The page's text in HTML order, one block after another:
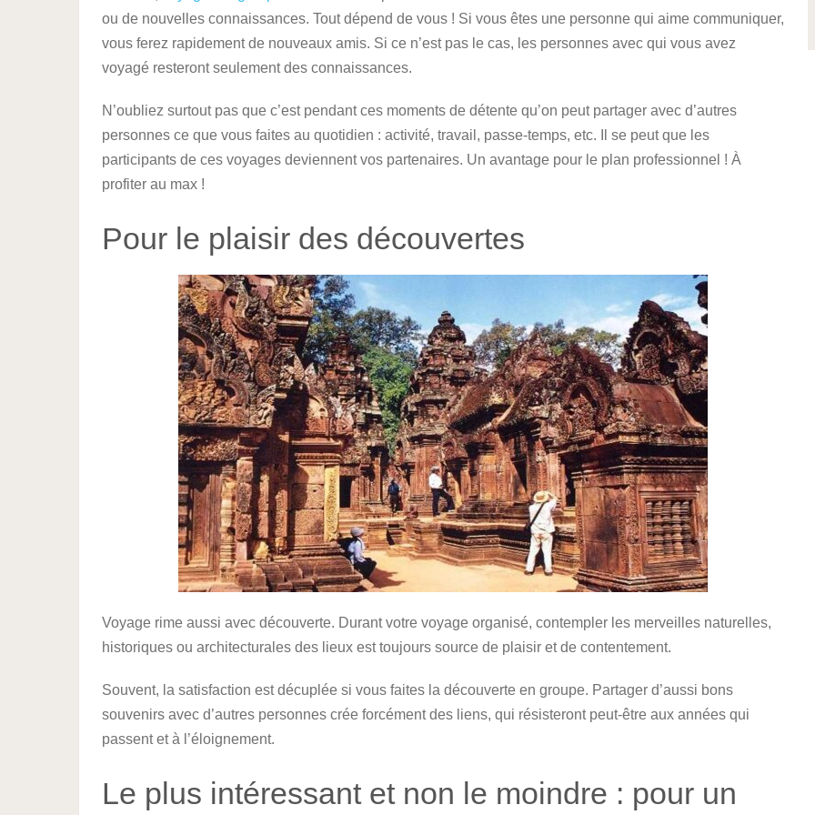
ou de nouvelles connaissances. Tout dépend de vous ! Si vous êtes une personne qui aime communiquer,
vous ferez rapidement de nouveaux amis. Si ce n’est pas le cas, les personnes avec qui vous avez
voyagé resteront seulement des connaissances.
N’oubliez surtout pas que c’est pendant ces moments de détente qu’on peut partager avec d’autres
personnes ce que vous faites au quotidien : activité, travail, passe-temps, etc. Il se peut que les
participants de ces voyages deviennent vos partenaires. Un avantage pour le plan professionnel ! À
profiter au max !
Pour le plaisir des découvertes
Voyage rime aussi avec découverte. Durant votre voyage organisé, contempler les merveilles naturelles,
historiques ou architecturales des lieux est toujours source de plaisir et de contentement.
Souvent, la satisfaction est décuplée si vous faites la découverte en groupe. Partager d’aussi bons
souvenirs avec d’autres personnes crée forcément des liens, qui résisteront peut-être aux années qui
passent et à l’éloignement.
Le plus intéressant et non le moindre : pour un